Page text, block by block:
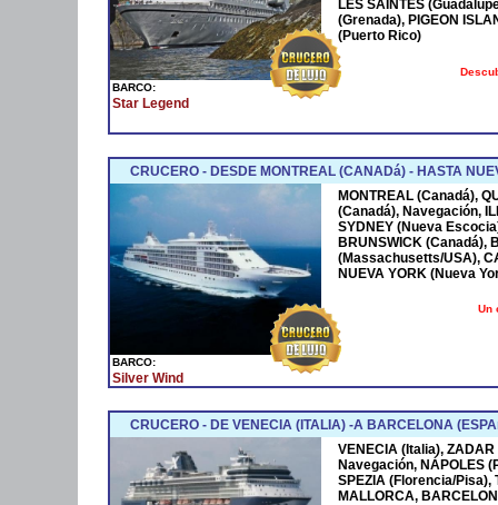
BARCO:
Star Legend
LES SAINTES
(Grenada), PIGEON
(Puerto Rico)
CRUCERO - DESDE MONTREAL (CANADá) - HASTA
BARCO:
Silver Wind
MONTREAL (Canadá),
(Canadá), Navegación,
SYDNEY (Nueva
BRUNSWICK (Canadá),
(Massachusetts/USA),
NUEVA YORK (Nueva
Un
CRUCERO - DE VENECIA (ITALIA) -A BARCELONA
VENECIA (Italia),
Navegación, NÁPOLES
SPEZIA (Florencia/Pisa),
MALLORCA,